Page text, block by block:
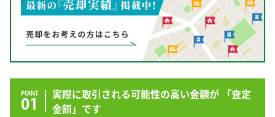
POINT
01
実際に取引される可能性の高い金額が 「査定
金額」です